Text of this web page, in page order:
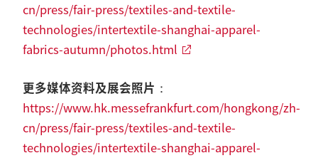
cn/press/fair-press/textiles-and-textile-
technologies/intertextile-shanghai-apparel-
fabrics-autumn/photos.html
更多媒体资料及展会照片 ：
https://www.hk.messefrankfurt.com/hongkong/zh-
cn/press/fair-press/textiles-and-textile-
technologies/intertextile-shanghai-apparel-